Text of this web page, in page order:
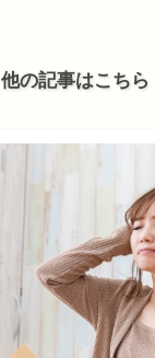
他の記事はこちら